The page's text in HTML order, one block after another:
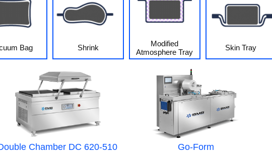
Bag Shrink
Modified
Atmosphere Tray
Skin Tray
Chamber DC 620-510 Go-Form